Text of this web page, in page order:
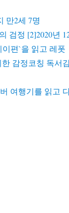
만2세 7명
검정 [2]2020년
편`을 읽고 레폿
감정코칭 독서
여행기를 읽고